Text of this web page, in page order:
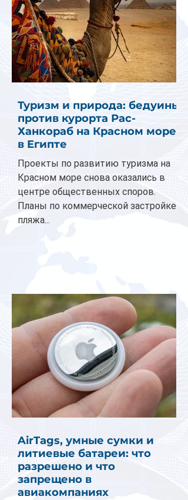
Туризм и природа: бедуины
против курорта Рас-
Ханкораб на Красном море
в Египте
Проекты по развитию туризма на
Красном море снова оказались в
центре общественных споров.
Планы по коммерческой застройке
пляжа...
AirTags, умные сумки и
литиевые батареи: что
разрешено и что
запрещено в
авиакомпаниях